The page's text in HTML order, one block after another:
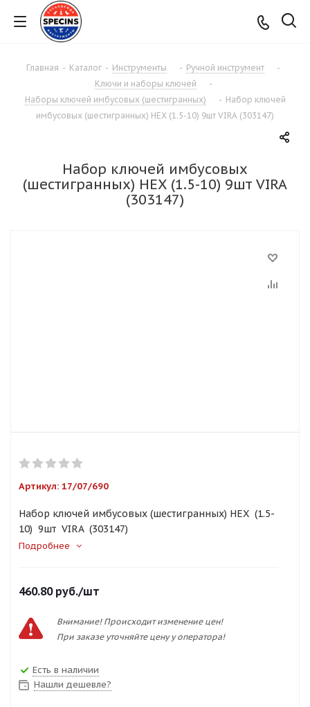
Главная - Каталог - Инструменты - Ручной инструмент
-
Ключи и наборы ключей
-
Наборы ключей имбусовых (шестигранных)
- Набор ключей
имбусовых (шестигранных) HEX (1.5-10) 9шт VIRA (303147)
Набор ключей имбусовых
(шестигранных) HEX (1.5-10) 9шт VIRA
(303147)
Артикул: 17/07/690
Набор ключей имбусовых (шестигранных) HEX (1.5-
10) 9шт VIRA (303147)
Подробнее
460.80руб./шт
Внимание! Происходит изменение цен!
При заказе уточняйте цену у оператора!
Есть в наличии
Нашли дешевле?